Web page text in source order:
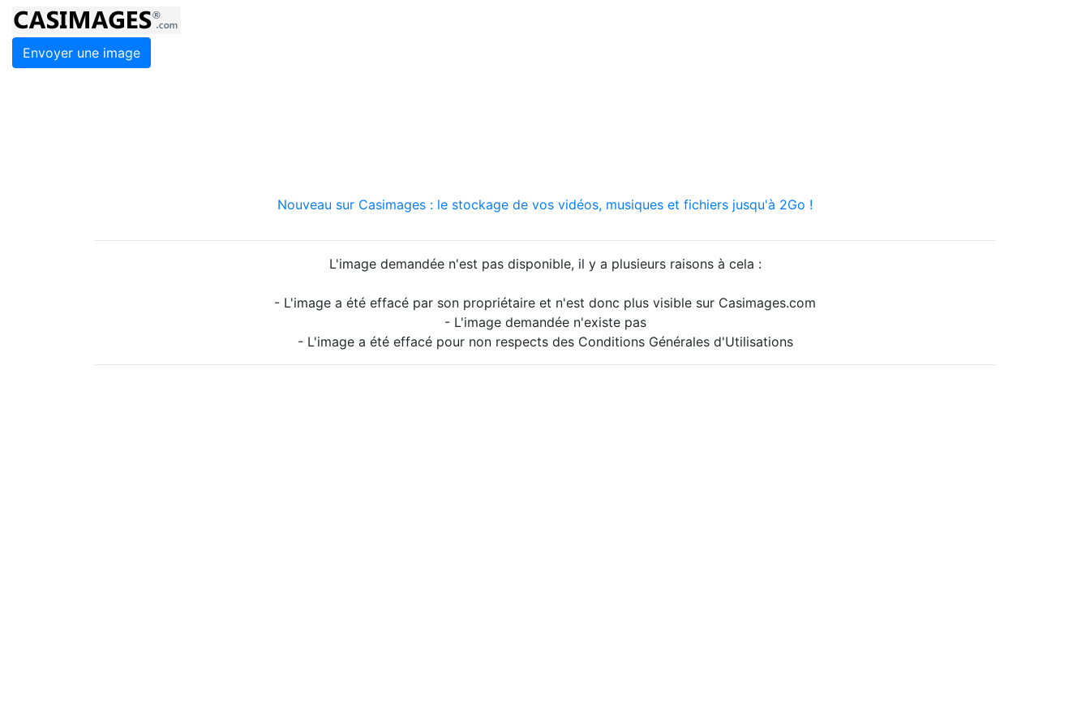
Envoyer une image
Nouveau sur Casimages : le stockage de vos vidéos, musiques et fichiers jusqu'à 2Go !
L'image demandée n'est pas disponible, il y a plusieurs raisons à cela :
- L'image a été effacé par son propriétaire et n'est donc plus visible sur Casimages.com
- L'image demandée n'existe pas
- L'image a été effacé pour non respects des Conditions Générales d'Utilisations